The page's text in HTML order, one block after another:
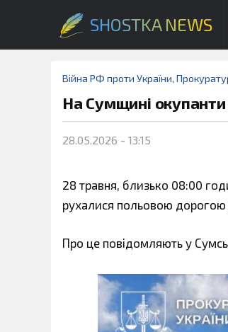
SHOSTKA NEWS
Війна РФ проти України,
На Сумщині окупанти
28.05.2026 - 13:15
28 травня, близько 08:00
рухалися польовою дорогою
Про це повідомляють у